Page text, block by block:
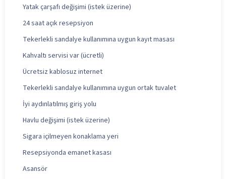
Yatak çarşafı değişimi (istek üzerine)
24 saat açık resepsiyon
Tekerlekli sandalye kullanımına uygun kayıt masası
Kahvaltı servisi var (ücretli)
Ücretsiz kablosuz internet
Tekerlekli sandalye kullanımına uygun ortak tuvalet
İyi aydınlatılmış giriş yolu
Havlu değişimi (istek üzerine)
Sigara içilmeyen konaklama yeri
Resepsiyonda emanet kasası
Asansör